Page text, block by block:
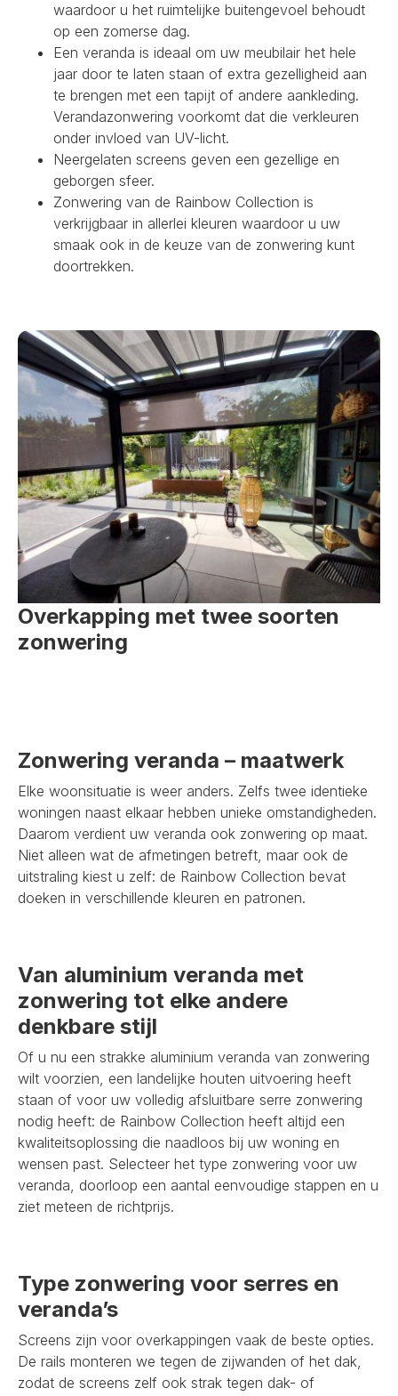
waardoor u het ruimtelijke buitengevoel behoudt
op een zomerse dag.
Een veranda is ideaal om uw meubilair het hele
jaar door te laten staan of extra gezelligheid aan
te brengen met een tapijt of andere aankleding.
Verandazonwering voorkomt dat die verkleuren
onder invloed van UV-licht.
Neergelaten screens geven een gezellige en
geborgen sfeer.
Zonwering van de Rainbow Collection is
verkrijgbaar in allerlei kleuren waardoor u uw
smaak ook in de keuze van de zonwering kunt
doortrekken.
Overkapping met twee soorten
zonwering
Zonwering veranda – maatwerk
Elke woonsituatie is weer anders. Zelfs twee identieke
woningen naast elkaar hebben unieke omstandigheden.
Daarom verdient uw veranda ook zonwering op maat.
Niet alleen wat de afmetingen betreft, maar ook de
uitstraling kiest u zelf: de Rainbow Collection bevat
doeken in verschillende kleuren en patronen.
Van aluminium veranda met
zonwering tot elke andere
denkbare stijl
Of u nu een strakke aluminium veranda van zonwering
wilt voorzien, een landelijke houten uitvoering heeft
staan of voor uw volledig afsluitbare serre zonwering
nodig heeft: de Rainbow Collection heeft altijd een
kwaliteitsoplossing die naadloos bij uw woning en
wensen past. Selecteer het type zonwering voor uw
veranda, doorloop een aantal eenvoudige stappen en u
ziet meteen de richtprijs.
Type zonwering voor serres en
veranda’s
Screens zijn voor overkappingen vaak de beste opties.
De rails monteren we tegen de zijwanden of het dak,
zodat de screens zelf ook strak tegen dak- of